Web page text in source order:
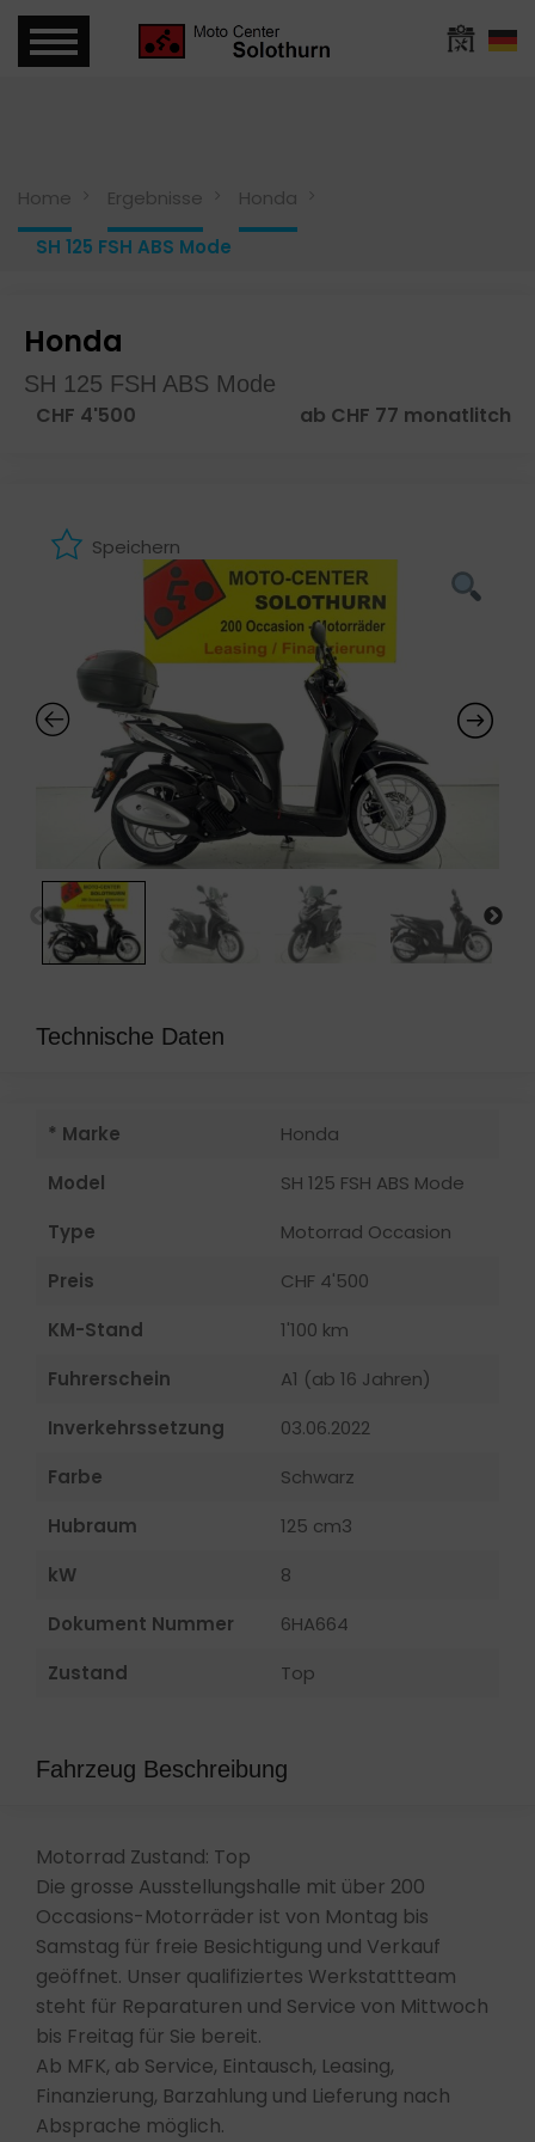
Home Ergebnisse
Honda
SH 125 FSH ABS Mode
Honda
SH 125 FSH ABS Mode
CHF 4'500 ab CHF 77 monatlitch
Speichern
Technische Daten
* Marke
Honda
Model
SH 125 FSH ABS Mode
Type
Motorrad Occasion
Preis
CHF 4'500
KM-Stand
1'100 km
Fuhrerschein
A1 (ab 16 Jahren)
Inverkehrssetzung
03.06.2022
Farbe
Schwarz
Hubraum
125 cm3
kW
8
Dokument Nummer
6HA664
Zustand
Top
Fahrzeug Beschreibung
Motorrad Zustand: Top
Die grosse Ausstellungshalle mit über 200
Occasions-Motorräder ist von Montag bis
Samstag für freie Besichtigung und Verkauf
geöffnet. Unser qualifiziertes Werkstattteam
steht für Reparaturen und Service von Mittwoch
bis Freitag für Sie bereit.
Ab MFK, ab Service, Eintausch, Leasing,
Finanzierung, Barzahlung und Lieferung nach
Absprache möglich.